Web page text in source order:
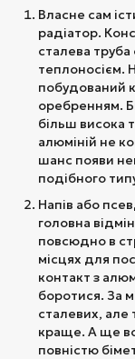
Власне сам
радіатор.
сталева
теплоносієм.
побудований
оребренням.
більш висока
алюміній не
шанс появи
подібного
Напів або
головна
повсюдно в
місцях для
контакт з
боротися. За
сталевих, але
краще. А ще
повністю